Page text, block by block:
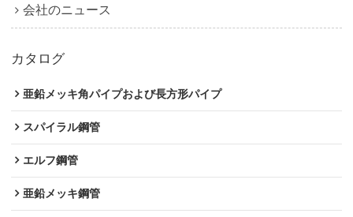
会社のニュース
カタログ
亜鉛メッキ角パイプおよび長方形パイプ
スパイラル鋼管
エルフ鋼管
亜鉛メッキ鋼管